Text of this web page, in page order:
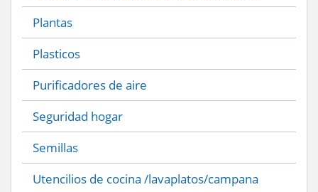
Plantas
Plasticos
Purificadores de aire
Seguridad hogar
Semillas
Utencilios de cocina /lavaplatos/campana